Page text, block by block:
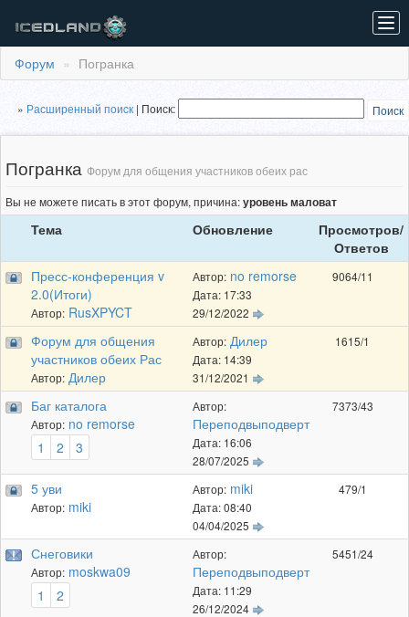
Форум
Погранка
» Расширенный поиcк | Поиск: Поиск
Погранка Форум для общения участников обеих рас
Вы не можете писать в этот форум, причина:уровень маловат
Тема Обновление
Просмотров/
Ответов
Пресс-конференция v
2.0(Итоги)
Автор: RusXPYCT
Автор: no remorse
Дата: 17:33
29/12/2022
9064/11
Форум для общения
участников обеих Рас
Автор: Дилер
Автор: Дилер
Дата: 14:39
31/12/2021
1615/1
Баг каталога
Автор: no remorse
1
2 3
Автор:
Переподвыподверт
Дата: 16:06
28/07/2025
7373/43
5 уви
Автор: miki
Автор: miki
Дата: 08:40
04/04/2025
479/1
Снеговики
Автор: moskwa09
1
2
Автор:
Переподвыподверт
Дата: 11:29
26/12/2024
5451/24